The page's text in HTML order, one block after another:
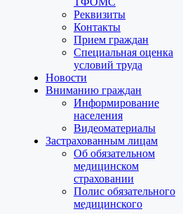
Реквизиты
Контакты
Прием граждан
Специальная оценка
условий труда
Новости
Вниманию граждан
Информирование
населения
Видеоматериалы
Застрахованным лицам
Об обязательном
медицинском
страховании
Полис обязательного
медицинского